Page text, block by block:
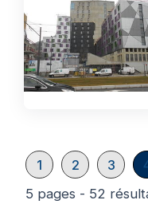
1 2 3
5 pages - 52